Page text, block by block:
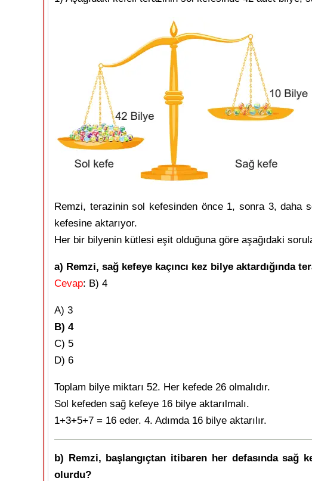
Remzi, terazinin sol kefesinden önce 1, sonra 3, daha
kefesine aktarıyor.
Her bir bilyenin kütlesi eşit olduğuna göre aşağıdaki
a) Remzi, sağ kefeye kaçıncı kez bilye aktardığında
Cevap: B) 4
A) 3
B) 4
C) 5
D) 6
Toplam bilye miktarı 52. Her kefede 26 olmalıdır.
Sol kefeden sağ kefeye 16 bilye aktarılmalı.
1+3+5+7 = 16 eder. 4. Adımda 16 bilye aktarılır.
b) Remzi, başlangıçtan itibaren her defasında sağ
olurdu?